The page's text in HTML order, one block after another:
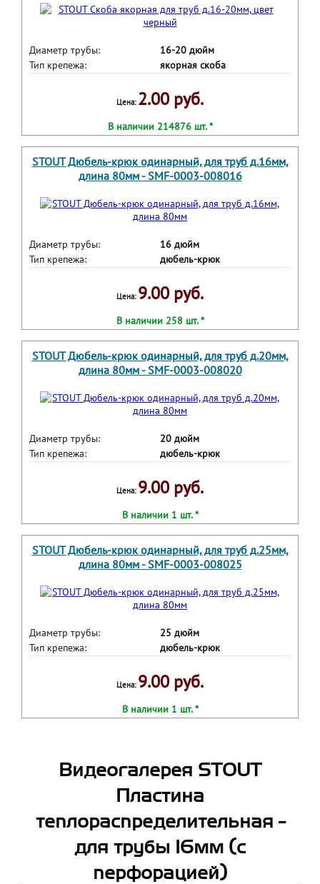
Диаметр трубы:
16-20 дюйм
Тип крепежа:
якорная скоба
Цена: 2.00 руб.
В наличии 214876 шт. *
STOUT Дюбель-крюк одинарный, для труб д.16мм,
длина 80мм - SMF-0003-008016
Диаметр трубы:
16 дюйм
Тип крепежа:
дюбель-крюк
Цена: 9.00 руб.
В наличии 258 шт. *
STOUT Дюбель-крюк одинарный, для труб д.20мм,
длина 80мм - SMF-0003-008020
Диаметр трубы:
20 дюйм
Тип крепежа:
дюбель-крюк
Цена: 9.00 руб.
В наличии 1 шт. *
STOUT Дюбель-крюк одинарный, для труб д.25мм,
длина 80мм - SMF-0003-008025
Диаметр трубы:
25 дюйм
Тип крепежа:
дюбель-крюк
Цена: 9.00 руб.
В наличии 1 шт. *
Видеогалерея STOUT
Пластина
теплораспределительная -
для трубы 16мм (с
перфорацией)